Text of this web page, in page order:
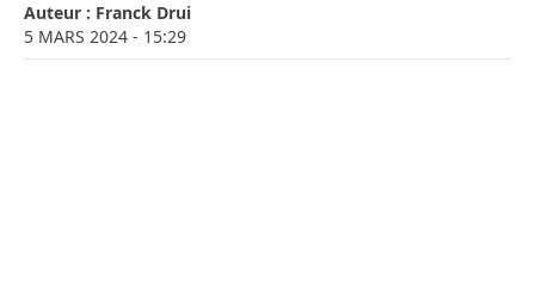
Auteur : Franck Drui
5 MARS 2024 - 15:29